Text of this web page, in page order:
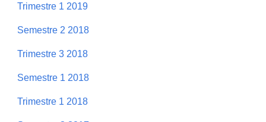
Trimestre 1 2019
Semestre 2 2018
Trimestre 3 2018
Semestre 1 2018
Trimestre 1 2018